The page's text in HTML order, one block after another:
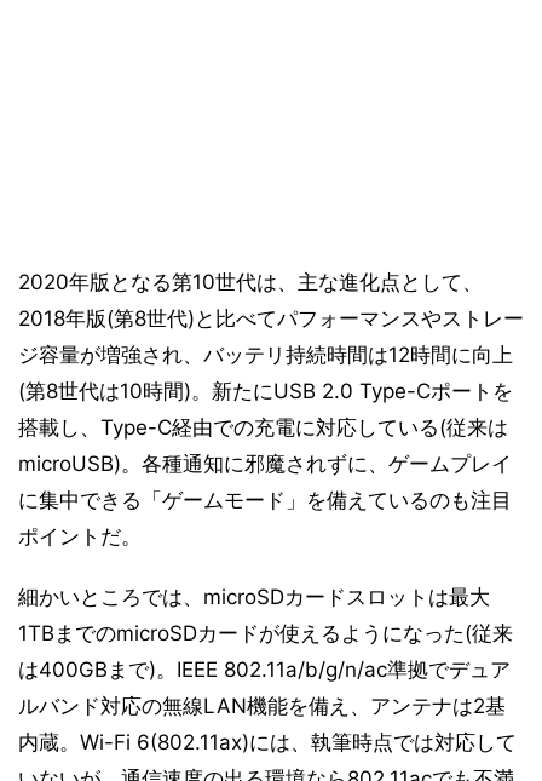
2020年版となる第10世代は、主な進化点として、
2018年版(第8世代)と比べてパフォーマンスやストレー
ジ容量が増強され、バッテリ持続時間は12時間に向上
(第8世代は10時間)。新たにUSB 2.0 Type-Cポートを
搭載し、Type-C経由での充電に対応している(従来は
microUSB)。各種通知に邪魔されずに、ゲームプレイ
に集中できる「ゲームモード」を備えているのも注目
ポイントだ。
細かいところでは、microSDカードスロットは最大
1TBまでのmicroSDカードが使えるようになった(従来
は400GBまで)。IEEE 802.11a/b/g/n/ac準拠でデュア
ルバンド対応の無線LAN機能を備え、アンテナは2基
内蔵。Wi-Fi 6(802.11ax)には、執筆時点では対応して